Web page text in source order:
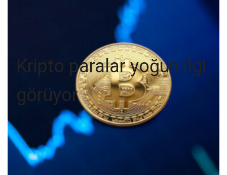
Kripto paralar yoğun ilgi
görüyor